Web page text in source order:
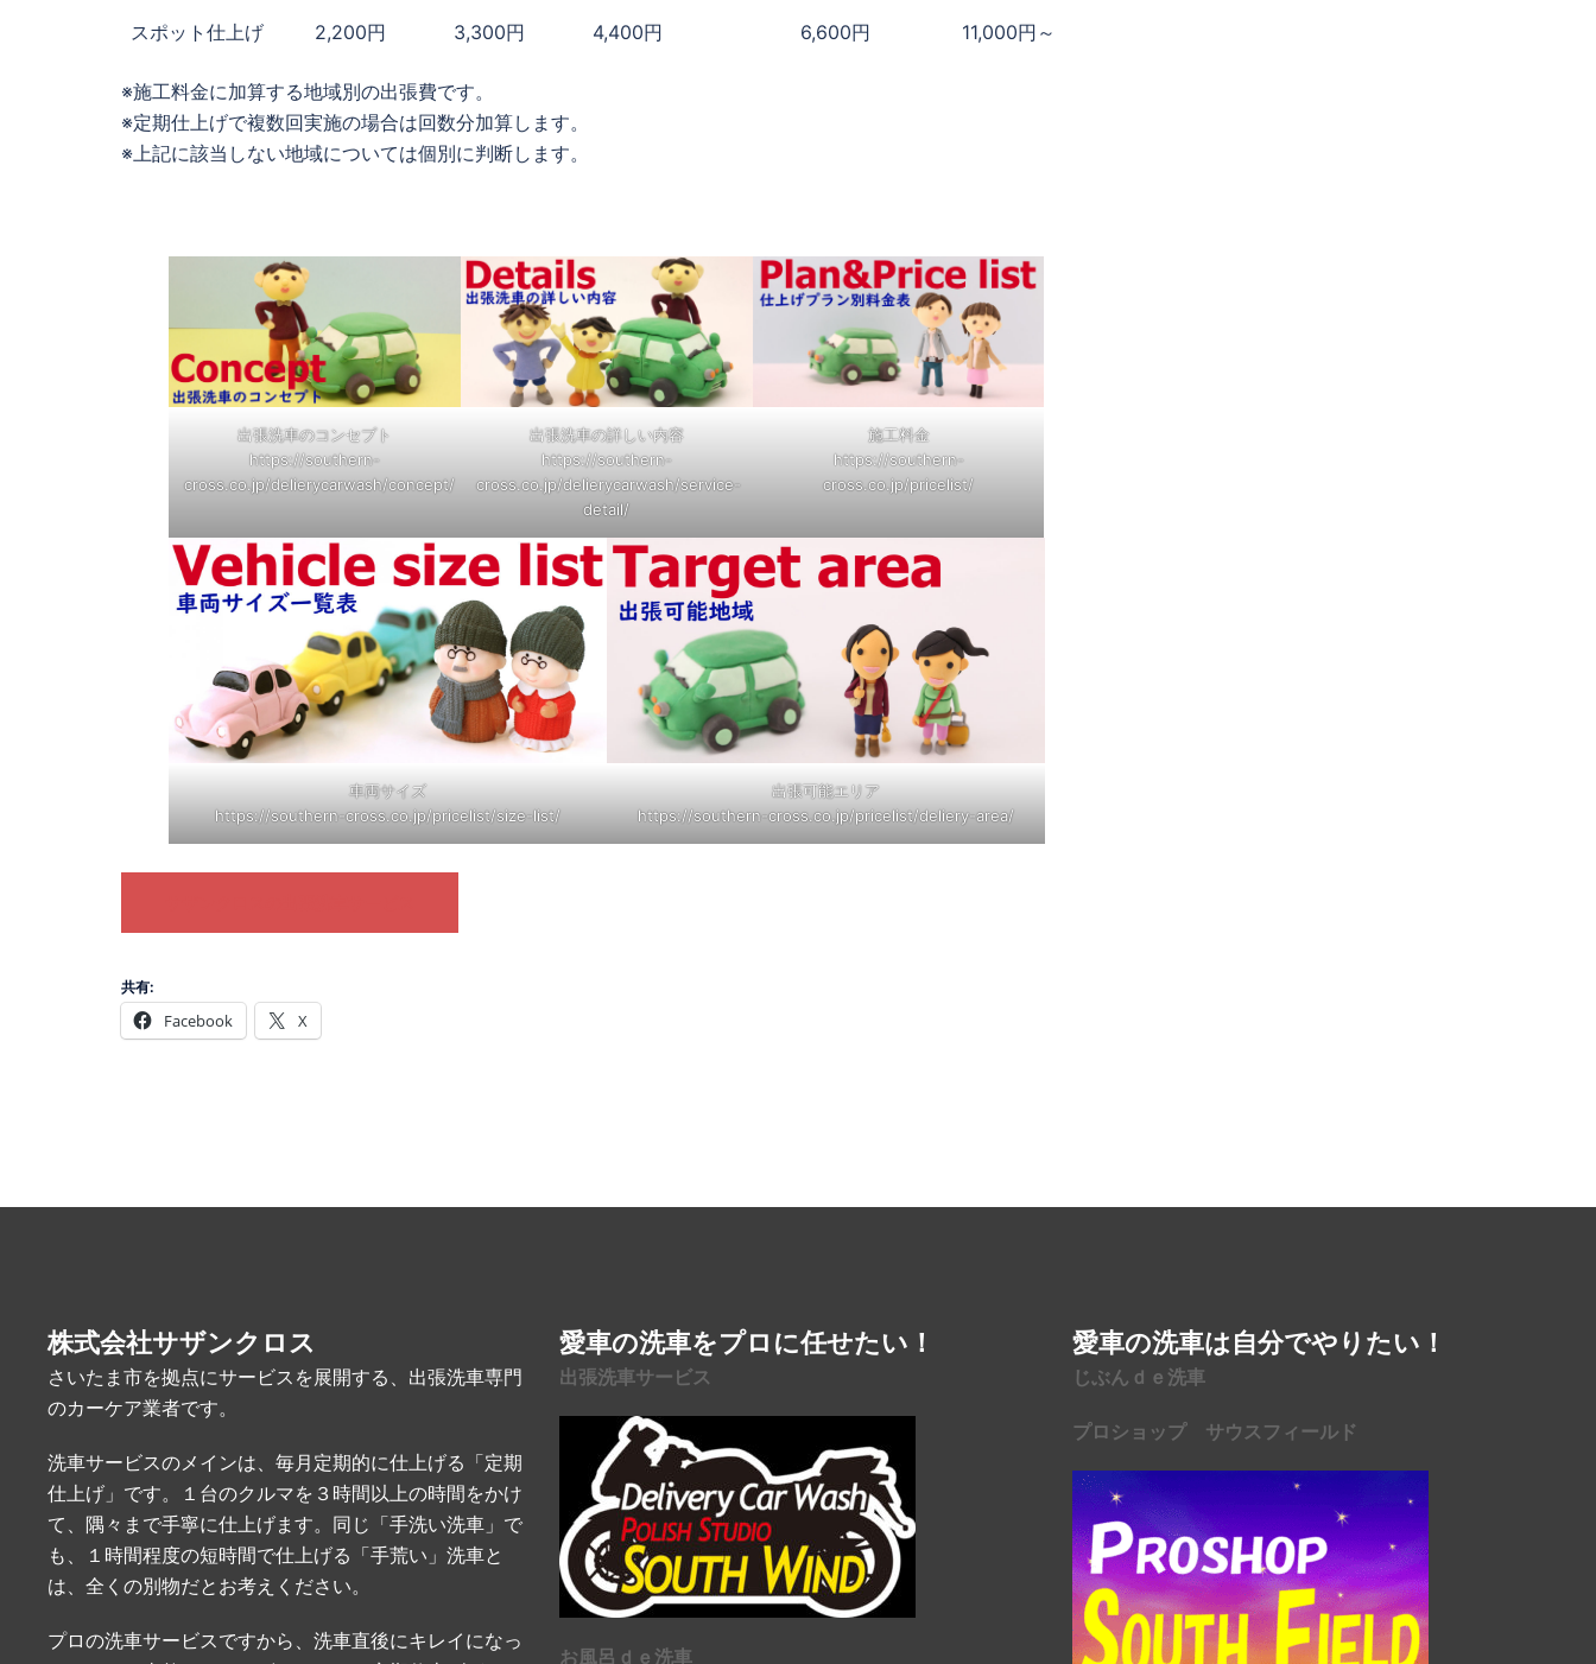
スポット仕上げ 2,200円 3,300円 4,400円 6,600円 11,000円～
※施工料金に加算する地域別の出張費です。
※定期仕上げで複数回実施の場合は回数分加算します。
※上記に該当しない地域については個別に判断します。
出張洗車のコンセプト
https://southern-
cross.co.jp/delierycarwash/concept/
出張洗車の詳しい内容
https://southern-
cross.co.jp/delierycarwash/service-
detail/
施工料金
https://southern-
cross.co.jp/pricelist/
車両サイズ
https://southern-cross.co.jp/pricelist/size-list/
出張可能エリア
https://southern-cross.co.jp/pricelist/deliery-area/
共有:
Facebook X
株式会社サザンクロス
さいたま市を拠点にサービスを展開する、出張洗車専門
のカーケア業者です。
洗車サービスのメインは、毎月定期的に仕上げる「定期
仕上げ」です。１台のクルマを３時間以上の時間をかけ
て、隅々まで手寧に仕上げます。同じ「手洗い洗車」で
も、１時間程度の短時間で仕上げる「手荒い」洗車と
は、全くの別物だとお考えください。
プロの洗車サービスですから、洗車直後にキレイになっ
愛車の洗車をプロに任せたい！
出張洗車サービス
お風呂ｄｅ洗車
愛車の洗車は自分でやりたい！
じぶんｄｅ洗車
プロショップ サウスフィールド